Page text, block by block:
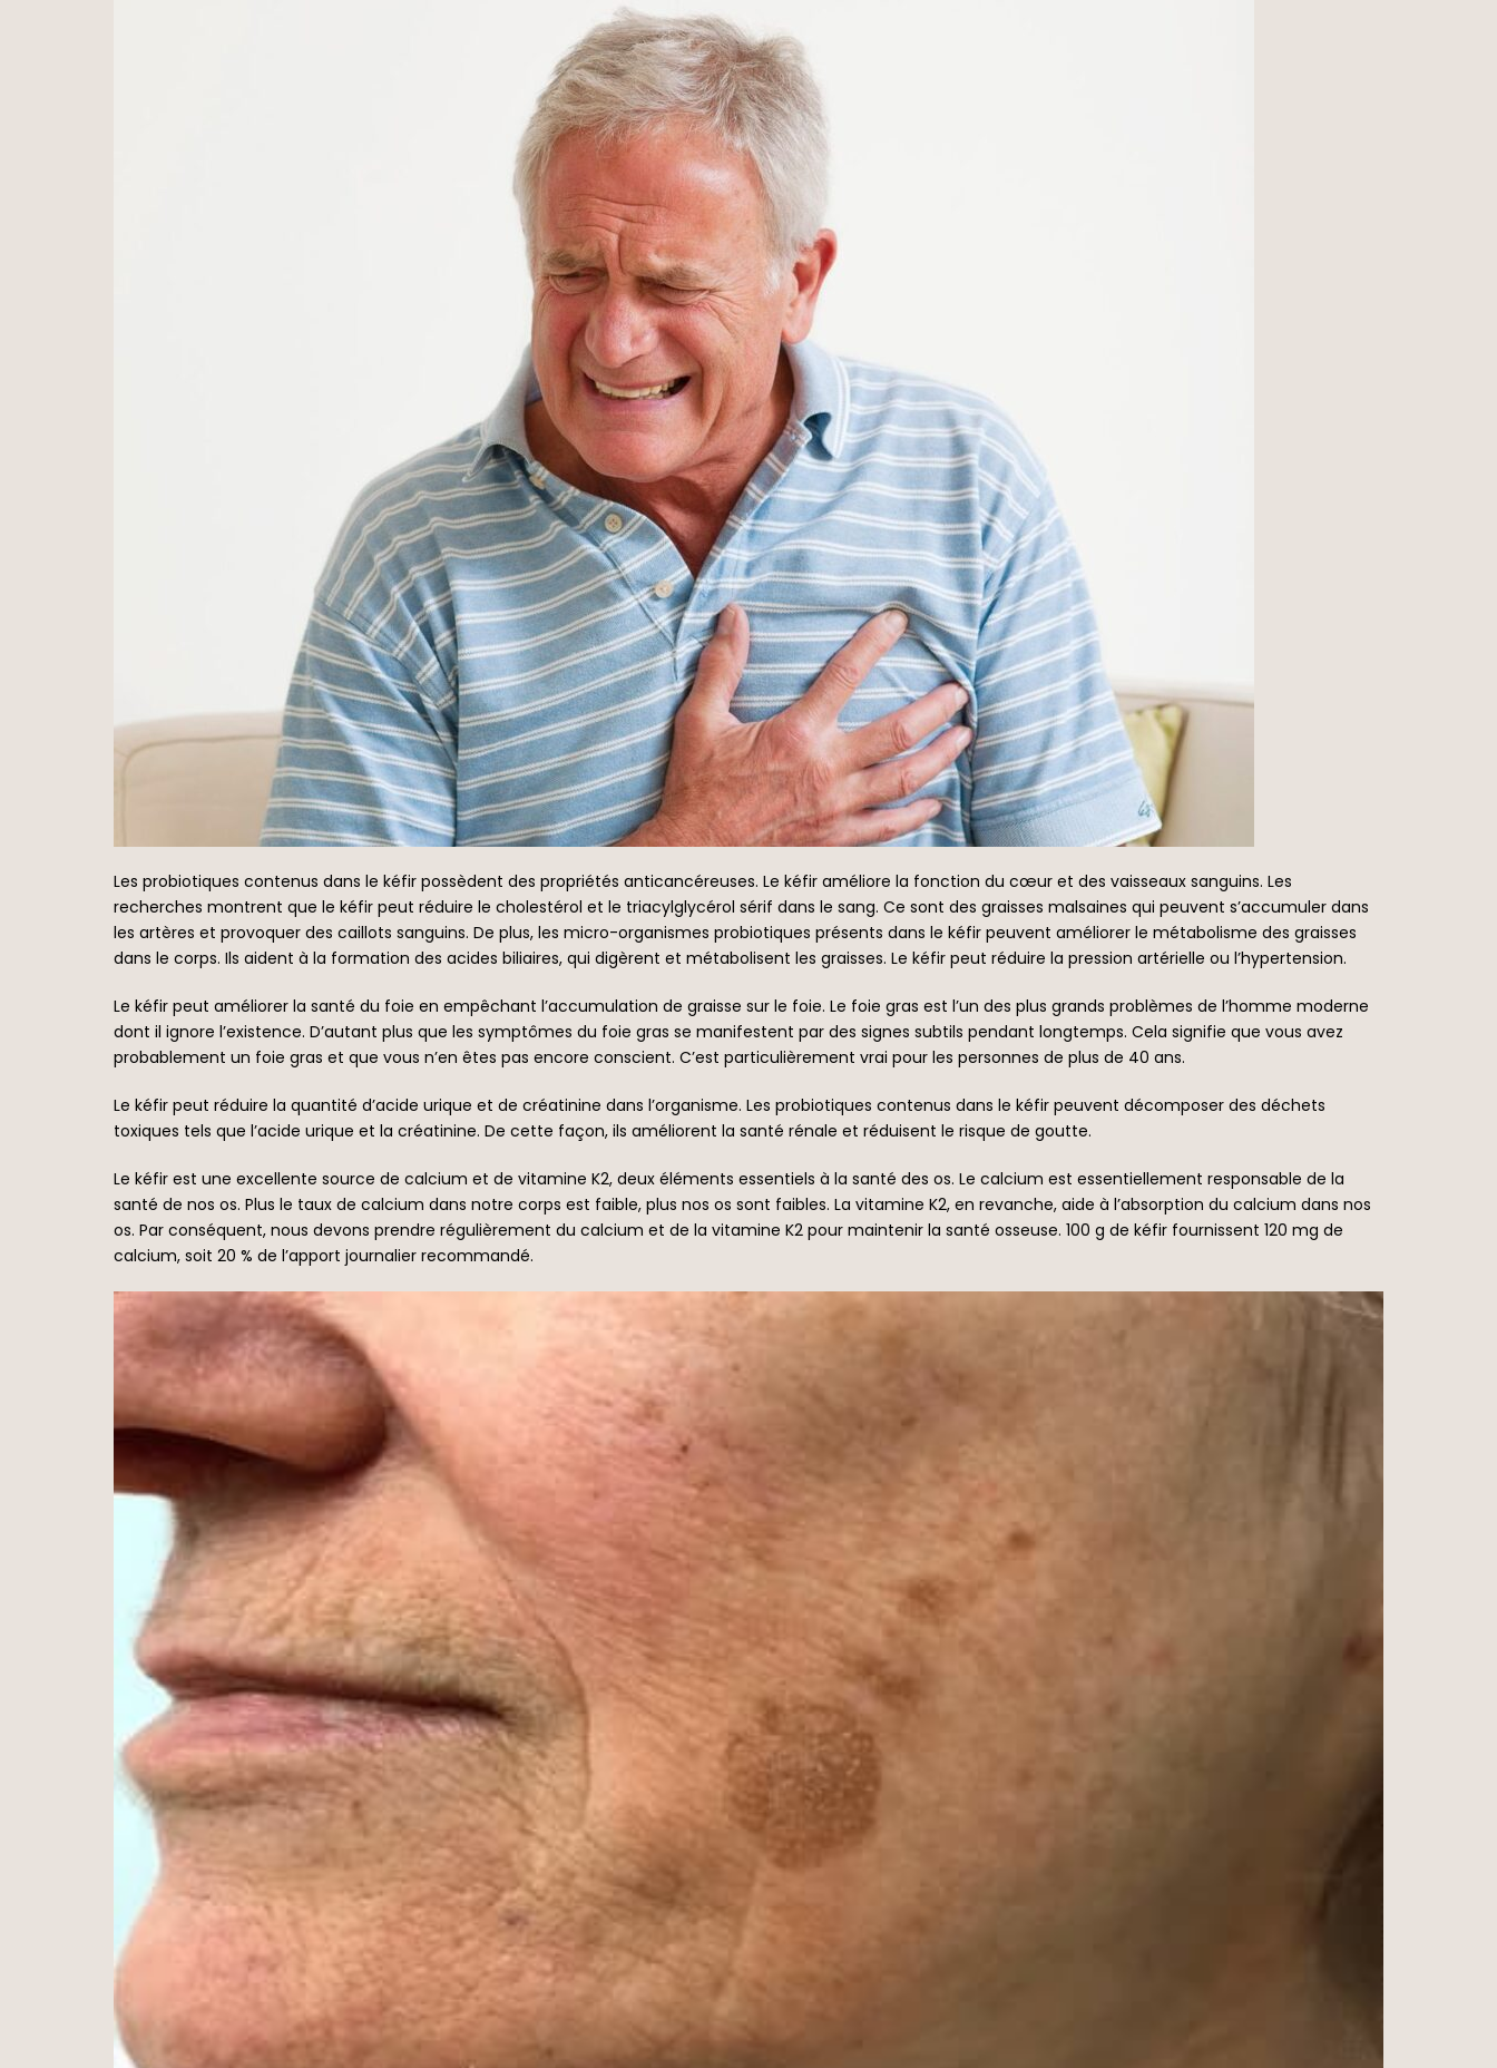
Les probiotiques contenus dans le kéfir possèdent des propriétés anticancéreuses. Le kéfir améliore la fonction du cœur et des vaisseaux sanguins. Les
recherches montrent que le kéfir peut réduire le cholestérol et le triacylglycérol sérif dans le sang. Ce sont des graisses malsaines qui peuvent s’accumuler dans
les artères et provoquer des caillots sanguins. De plus, les micro-organismes probiotiques présents dans le kéfir peuvent améliorer le métabolisme des graisses
dans le corps. Ils aident à la formation des acides biliaires, qui digèrent et métabolisent les graisses. Le kéfir peut réduire la pression artérielle ou l’hypertension.
Le kéfir peut améliorer la santé du foie en empêchant l’accumulation de graisse sur le foie. Le foie gras est l’un des plus grands problèmes de l’homme moderne
dont il ignore l’existence. D’autant plus que les symptômes du foie gras se manifestent par des signes subtils pendant longtemps. Cela signifie que vous avez
probablement un foie gras et que vous n’en êtes pas encore conscient. C’est particulièrement vrai pour les personnes de plus de 40 ans.
Le kéfir peut réduire la quantité d’acide urique et de créatinine dans l’organisme. Les probiotiques contenus dans le kéfir peuvent décomposer des déchets
toxiques tels que l’acide urique et la créatinine. De cette façon, ils améliorent la santé rénale et réduisent le risque de goutte.
Le kéfir est une excellente source de calcium et de vitamine K2, deux éléments essentiels à la santé des os. Le calcium est essentiellement responsable de la
santé de nos os. Plus le taux de calcium dans notre corps est faible, plus nos os sont faibles. La vitamine K2, en revanche, aide à l’absorption du calcium dans nos
os. Par conséquent, nous devons prendre régulièrement du calcium et de la vitamine K2 pour maintenir la santé osseuse. 100 g de kéfir fournissent 120 mg de
calcium, soit 20 % de l’apport journalier recommandé.